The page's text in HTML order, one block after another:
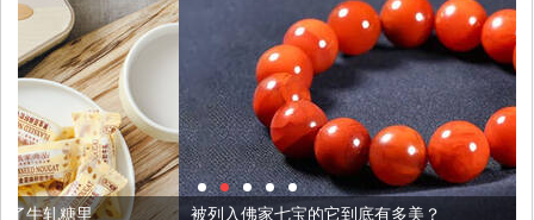
被列入佛家七宝的它到底有多美？